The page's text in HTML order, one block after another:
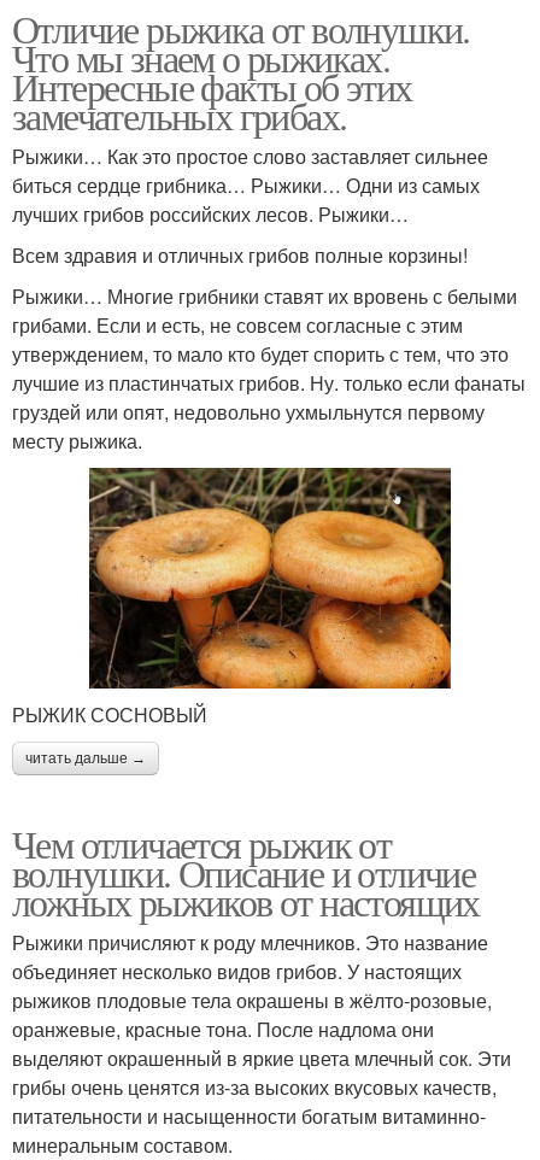
Отличие рыжика от волнушки.
Что мы знаем о рыжиках.
Интересные факты об этих
замечательных грибах.
Рыжики… Как это простое слово заставляет сильнее
биться сердце грибника… Рыжики… Одни из самых
лучших грибов российских лесов. Рыжики…
Всем здравия и отличных грибов полные корзины!
Рыжики… Многие грибники ставят их вровень с белыми
грибами. Если и есть, не совсем согласные с этим
утверждением, то мало кто будет спорить с тем, что это
лучшие из пластинчатых грибов. Ну. только если фанаты
груздей или опят, недовольно ухмыльнутся первому
месту рыжика.
РЫЖИК СОСНОВЫЙ
читать дальше →
Чем отличается рыжик от
волнушки. Описание и отличие
ложных рыжиков от настоящих
Рыжики причисляют к роду млечников. Это название
объединяет несколько видов грибов. У настоящих
рыжиков плодовые тела окрашены в жёлто-розовые,
оранжевые, красные тона. После надлома они
выделяют окрашенный в яркие цвета млечный сок. Эти
грибы очень ценятся из-за высоких вкусовых качеств,
питательности и насыщенности богатым витаминно-
минеральным составом.